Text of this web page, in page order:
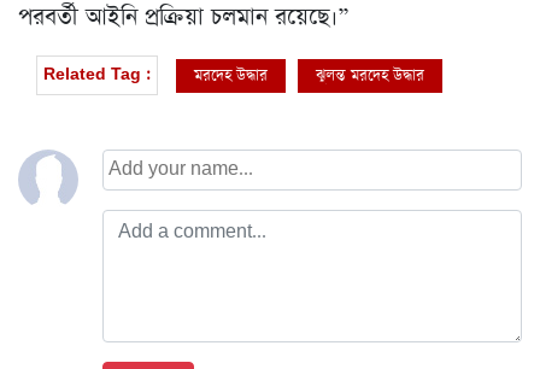
পরবর্তী আইনি প্রক্রিয়া চলমান রয়েছে।”
Related Tag : মরদেহ উদ্ধার ঝুলন্ত মরদেহ উদ্ধার